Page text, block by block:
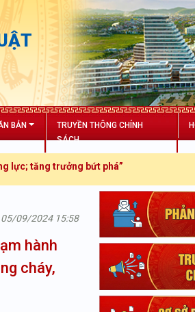
BẢN
TRUYỀN THÔNG CHÍNH
SÁCH
tăng trưởng bứt phá”
05/09/2024 15:58
hành
cháy,